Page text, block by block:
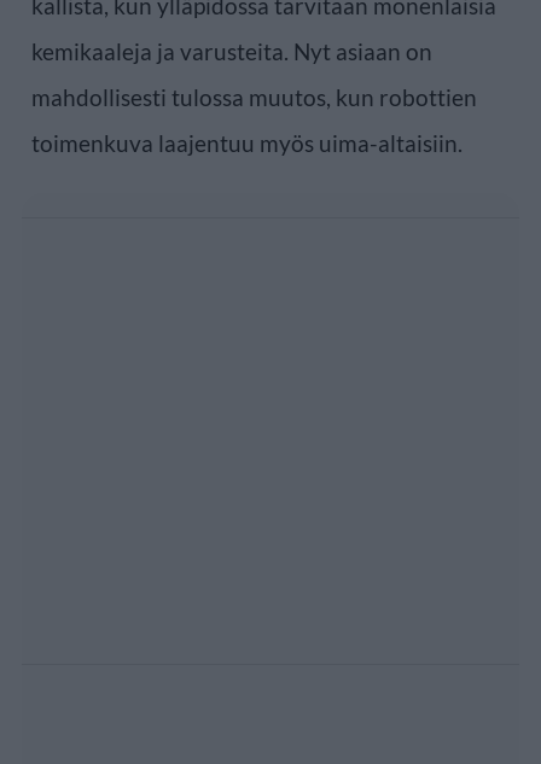
kemikaaleja ja varusteita. Nyt asiaan on
mahdollisesti tulossa muutos, kun robottien
toimenkuva laajentuu myös uima-altaisiin.